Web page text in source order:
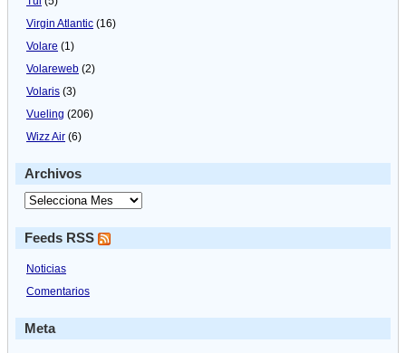
Virgin Atlantic (16)
Volare (1)
Volareweb (2)
Volaris (3)
Vueling (206)
Wizz Air (6)
Archivos
Feeds RSS
Noticias
Comentarios
Meta